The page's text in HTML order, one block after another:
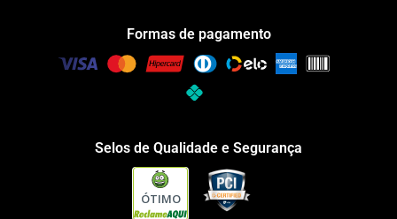
Formas de pagamento
Selos de Qualidade e Segurança
ÓTIMO